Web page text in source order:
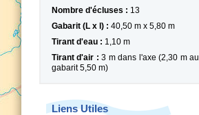
Nombre d'écluses : 13
Gabarit (L x l) : 40,50 m x 5,80 m
Tirant d'eau : 1,10 m
Tirant d'air : 3 m dans l'axe (2,30 m au
gabarit 5,50 m)
Liens Utiles